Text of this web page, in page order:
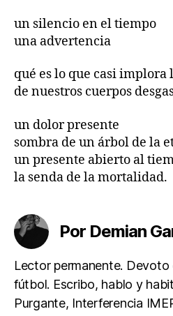
un silencio en el tiempo
una advertencia
qué es lo que casi
de nuestros cuerpos
un dolor presente
sombra de un árbol de la
un presente abierto al
la senda de la mortalidad.
Por Demian
Lector permanente. Devoto
fútbol. Escribo, hablo y
Purgante, Interferencia